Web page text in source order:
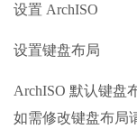
设置 ArchISO
设置键盘布局
ArchISO 默认键盘
如需修改键盘布局